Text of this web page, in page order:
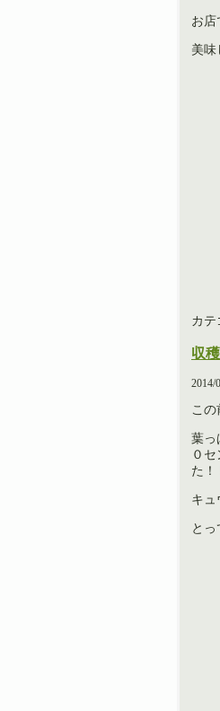
お店
美味
カテ
収穫
2014/
この
葉っ
０
た！
キュ
とっ